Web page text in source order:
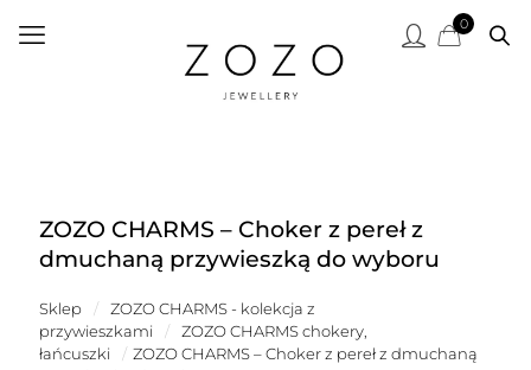
0
ZOZO CHARMS – Choker z pereł z
dmuchaną przywieszką do wyboru
Sklep /
ZOZO CHARMS - kolekcja z
przywieszkami
/
ZOZO CHARMS chokery,
łańcuszki
/ ZOZO CHARMS – Choker z pereł z dmuchaną